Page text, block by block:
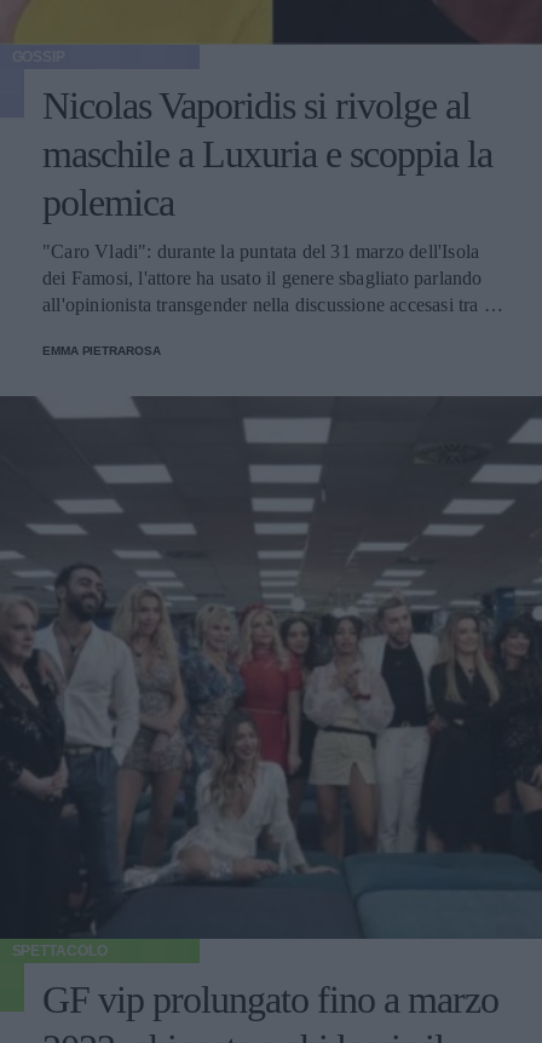
Nicolas Vaporidis si rivolge al
maschile a Luxuria e scoppia la
polemica
"Caro Vladi": durante la puntata del 31 marzo dell'Isola
dei Famosi, l'attore ha usato il genere sbagliato parlando
all'opinionista transgender nella discussione accesasi tra i
EMMA PIETRAROSA
SPETTACOLO
GF vip prolungato fino a marzo